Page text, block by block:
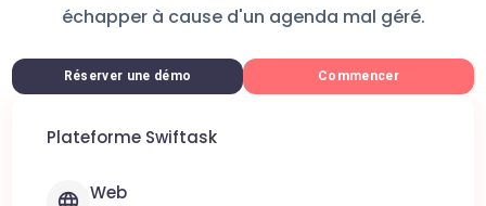
échapper à cause d'un agenda mal géré.
Réserver une démo Commencer
Plateforme Swiftask
Web